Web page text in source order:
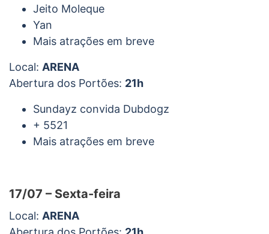
Jeito Moleque
Yan
Mais atrações em breve
Local: ARENA
Abertura dos Portões: 21h
Sundayz convida Dubdogz
+ 5521
Mais atrações em breve
17/07 – Sexta-feira
Local: ARENA